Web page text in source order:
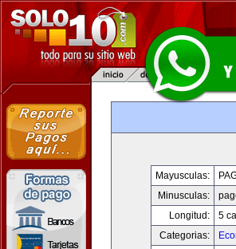
Mayusculas:
Minusculas:
Longitud:
5
Categorias: